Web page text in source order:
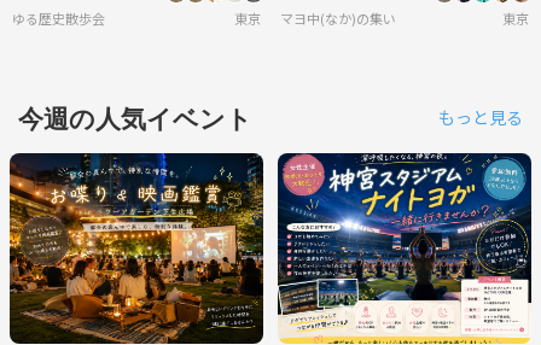
ゆる歴史散歩会 東京 マヨ中(なか)の集い 東京
今週の人気イベント もっと見る